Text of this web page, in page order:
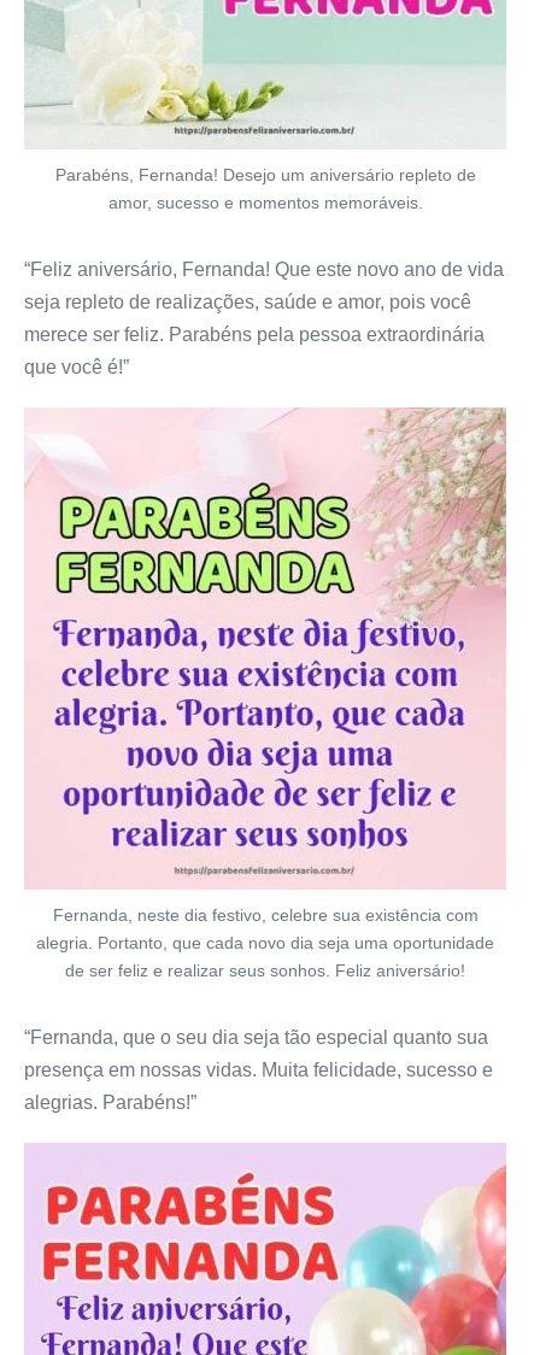
Parabéns, Fernanda! Desejo um aniversário repleto de
amor, sucesso e momentos memoráveis.
“Feliz aniversário, Fernanda! Que este novo ano de vida
seja repleto de realizações, saúde e amor, pois você
merece ser feliz. Parabéns pela pessoa extraordinária
que você é!”
Fernanda, neste dia festivo, celebre sua existência com
alegria. Portanto, que cada novo dia seja uma oportunidade
de ser feliz e realizar seus sonhos. Feliz aniversário!
“Fernanda, que o seu dia seja tão especial quanto sua
presença em nossas vidas. Muita felicidade, sucesso e
alegrias. Parabéns!”